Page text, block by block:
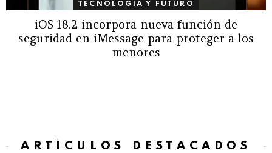
TECNOLOGÍA Y FUTURO
iOS 18.2 incorpora nueva función de
seguridad en iMessage para proteger a los
menores
ARTÍCULOS DESTACADOS